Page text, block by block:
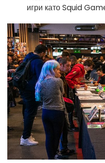
игри като Squid